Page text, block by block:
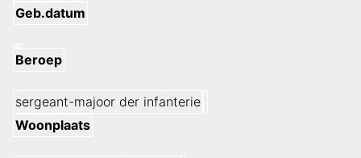
Geb.datum
Beroep
sergeant-majoor der infanterie
Woonplaats